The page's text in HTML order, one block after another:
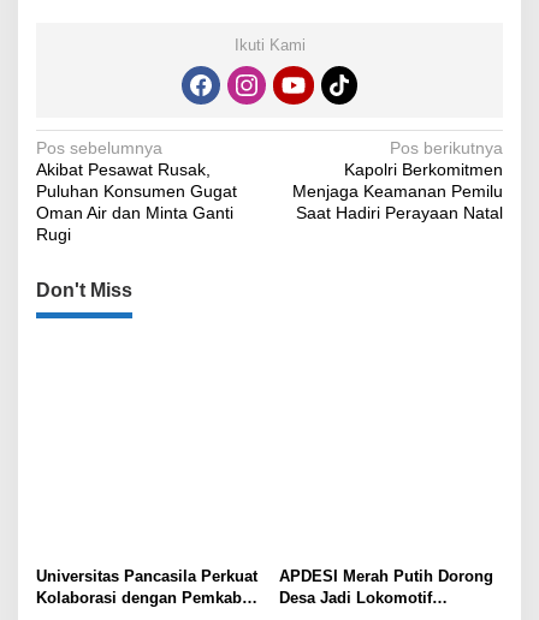
Ikuti Kami
Navigasi
pos
Pos sebelumnya
Akibat Pesawat Rusak,
Puluhan Konsumen Gugat
Oman Air dan Minta Ganti
Rugi
Pos berikutnya
Kapolri Berkomitmen
Menjaga Keamanan Pemilu
Saat Hadiri Perayaan Natal
Don't Miss
Universitas Pancasila Perkuat
Kolaborasi dengan Pemkab
APDESI Merah Putih Dorong
Desa Jadi Lokomotif